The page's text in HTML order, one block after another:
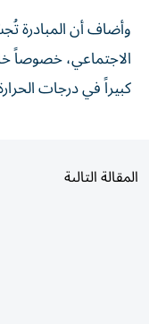
وأضاف أن المبادرة
الاجتماعي، خصوصاً
كبيراً في درجات
المقالة التالية